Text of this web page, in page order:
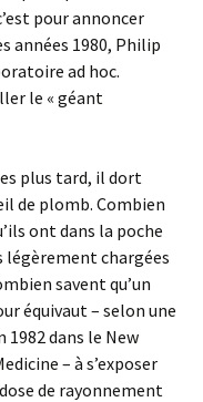
pour annoncer
années 1980, Philip
ad hoc.
le « géant
plus tard, il dort
de plomb. Combien
ont dans la poche
légèrement chargées
savent qu’un
équivaut – selon une
dans le New
– à s’exposer
de rayonnement